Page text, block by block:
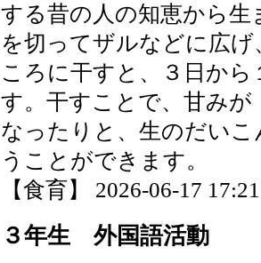
する昔の人の知恵から
を切ってザルなどに広
ころに干すと、３日か
す。干すことで、甘み
なったりと、生のだい
うことができます。
【食育】 2026-06-17
３年生 外国語活動